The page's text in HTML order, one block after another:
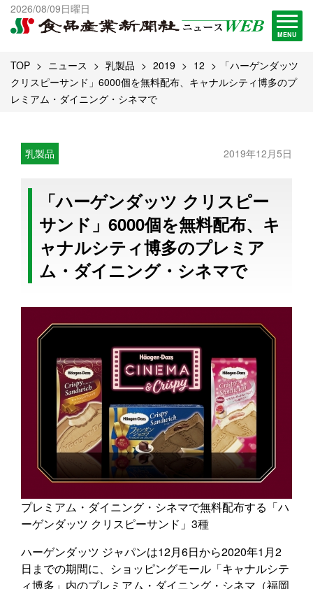
2026/08/09日曜日
MENU
出版物一覧へ
試読・購読申し込み
TOP ニュース 乳製品 2019 12
「ハーゲンダッツ
クリスピーサンド」6000個を無料配布、キャナルシティ博多のプ
レミアム・ダイニング・シネマで
乳製品 2019年12月5日
「ハーゲンダッツ クリスピー
サンド」6000個を無料配布、キ
ャナルシティ博多のプレミア
ム・ダイニング・シネマで
プレミアム・ダイニング・シネマで無料配布する「ハ
ーゲンダッツ クリスピーサンド」3種
ハーゲンダッツ ジャパンは12月6日から2020年1月2
日までの期間に、ショッピングモール「キャナルシテ
ィ博多」内のプレミアム・ダイニング・シネマ（福岡